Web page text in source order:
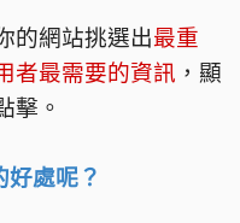
的網站挑選出最重
者最需要的資訊 ，顯
擊。
處呢？